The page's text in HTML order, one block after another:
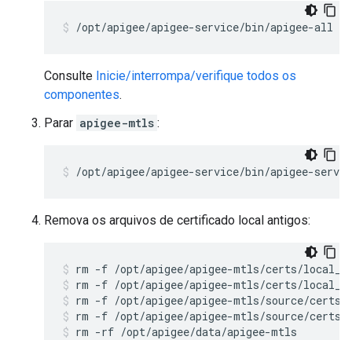
/opt/apigee/apigee-service/bin/apigee-all
Consulte Inicie/interrompa/verifique todos os
componentes.
Parar apigee-mtls :
/opt/apigee/apigee-service/bin/apigee-
Remova os arquivos de certificado local antigos:
rm -f /opt/apigee/apigee-mtls/certs/
rm -f /opt/apigee/apigee-mtls/source/certs/
rm -f /opt/apigee/apigee-mtls/source/certs/
rm -rf /opt/apigee/data/apigee-mtls